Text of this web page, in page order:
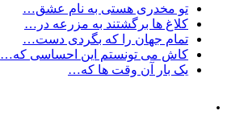
تو مخدری هستی به نام عشق…
کلاغ ها برگشتند به مزرعه در…
تمام جهان را که بگردی دست…
کاش می تونستم این احساسی که…
یک بار آن وقت ها که…
.